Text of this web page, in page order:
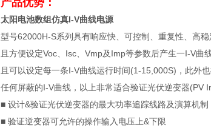
产品优势：
太阳电池数组仿真I-V曲线电源
型号62000H-S系列具有响应快、可控制、重复性、高
且方便设定Voc Isc Vmp及Imp等参数后产生一I-V曲
且可以设定每一条I-V曲线运行时间(1-15,000S) ，此外
任何屏蔽的I-V曲线，以上非常适合验证光伏逆变器(PV
■ 设计&验证光伏逆变器的最大功率追踪线路及演算机制
■ 验证逆变器可允许的操作输入电压上&下限